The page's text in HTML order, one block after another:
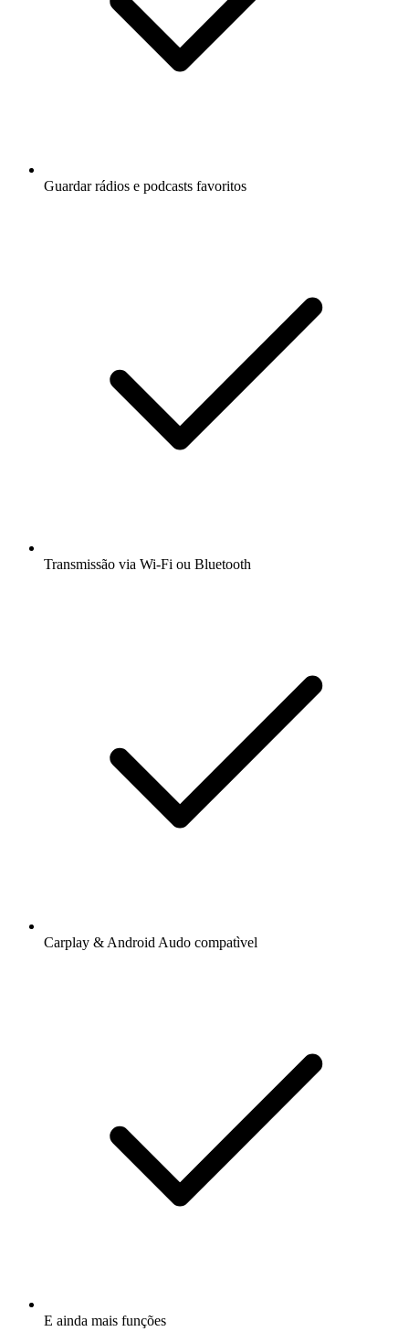
Guardar rádios e podcasts favoritos
Transmissão via Wi-Fi ou Bluetooth
Carplay & Android Audo compatìvel
E ainda mais funções